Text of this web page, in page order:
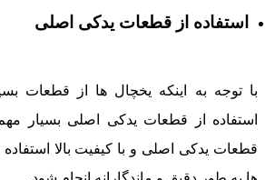
استفاده از قطعات یدکی اصلی
با توجه به اینکه یخچال ها از قطعات
استفاده از قطعات یدکی اصلی بسیار
قطعات یدکی اصلی و با کیفیت بالا استفاده